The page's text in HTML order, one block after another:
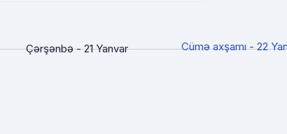
Çərşənbə - 21 Yanvar Cümə axşamı - 22